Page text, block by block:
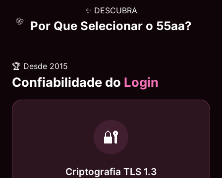
✨ DESCUBRA
Por Que Selecionar o 55aa?
🏆 Desde 2015
Confiabilidade do Login
🔐
Criptografia TLS 1.3